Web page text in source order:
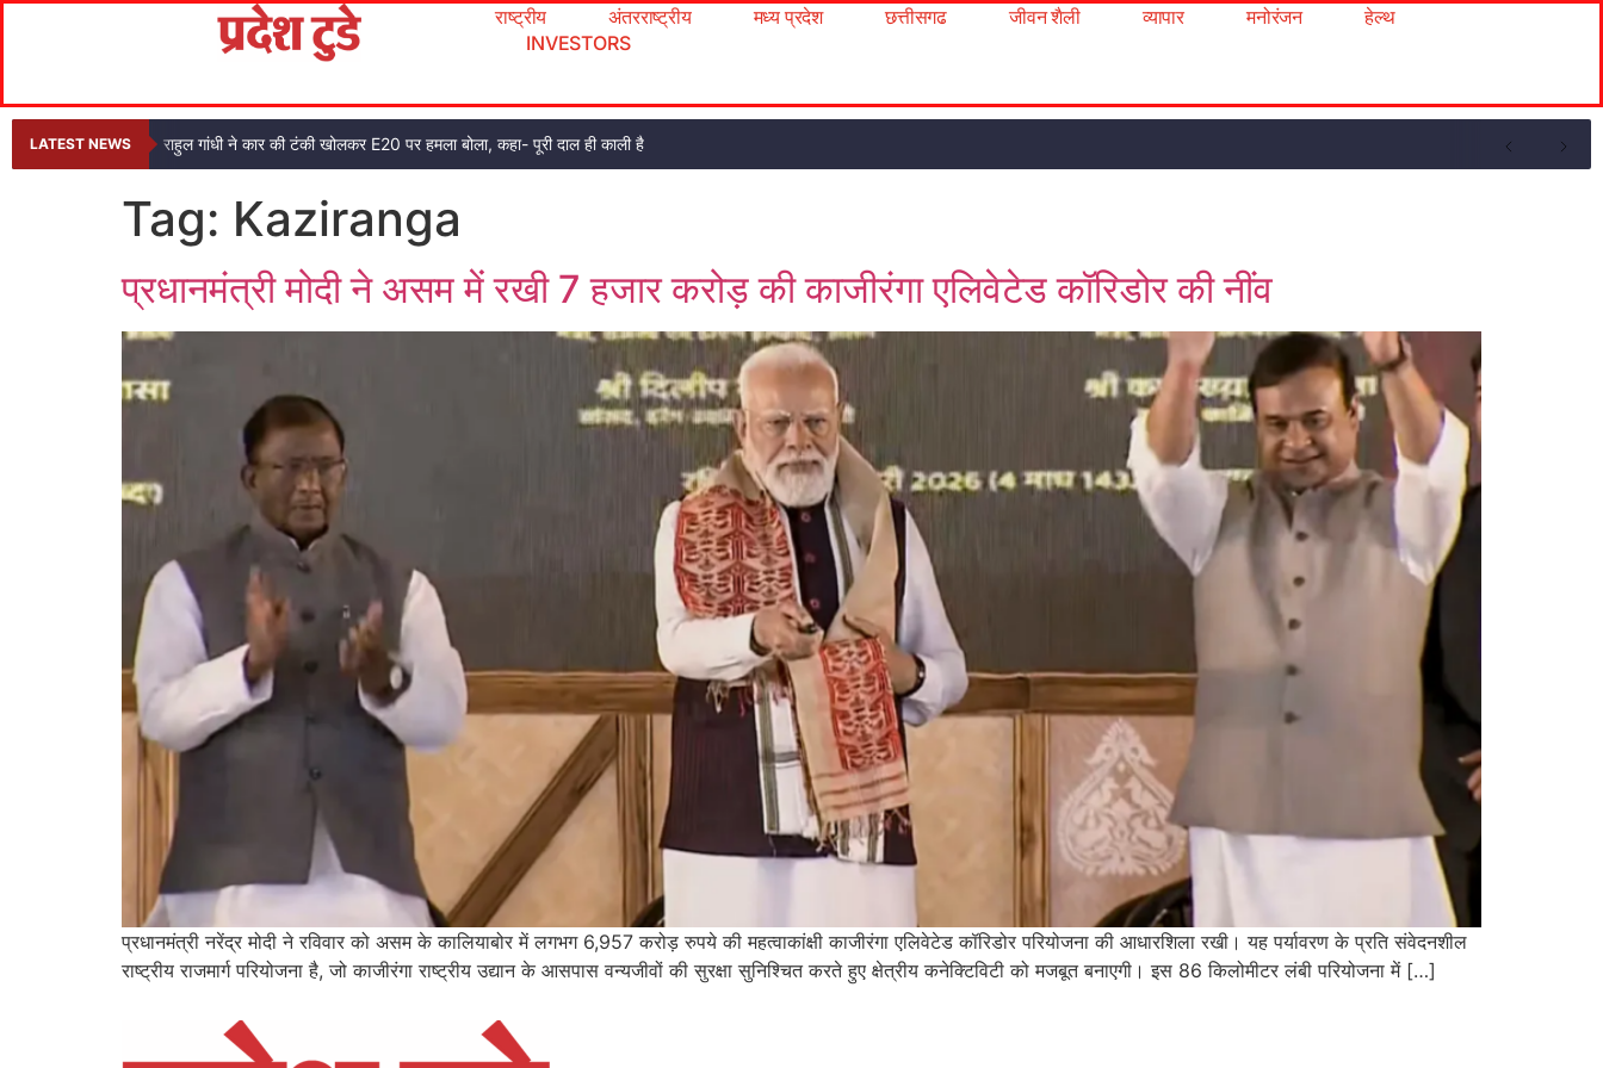
राष्ट्रीय अंतरराष्ट्रीय मध्य प्रदेश छत्तीसगढ जीवन शैली व्यापार मनोरंजन
हेल्थ
INVESTORS
LATEST NEWS राहुल गांधी ने कार की टंकी खोलकर E20 पर हमला बोला, कहा- पूरी दाल ही काली है
Tag: Kaziranga
प्रधानमंत्री मोदी ने असम में रखी 7 हजार करोड़ की काजीरंगा एलिवेटेड कॉरिडोर की नींव
प्रधानमंत्री नरेंद्र मोदी ने रविवार को असम के कालियाबोर में लगभग 6,957 करोड़ रुपये की महत्वाकांक्षी काजीरंगा एलिवेटेड कॉरिडोर परियोजना की आधारशिला रखी। यह पर्यावरण के प्रति संवेदनशील
राष्ट्रीय राजमार्ग परियोजना है, जो काजीरंगा राष्ट्रीय उद्यान के आसपास वन्यजीवों की सुरक्षा सुनिश्चित करते हुए क्षेत्रीय कनेक्टिविटी को मजबूत बनाएगी। इस 86 किलोमीटर लंबी परियोजना में […]